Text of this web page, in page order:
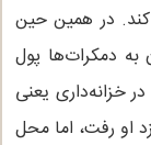
در همین حین
دمکرات‌ها پول
خزانه‌داری یعنی
او رفت، اما محل